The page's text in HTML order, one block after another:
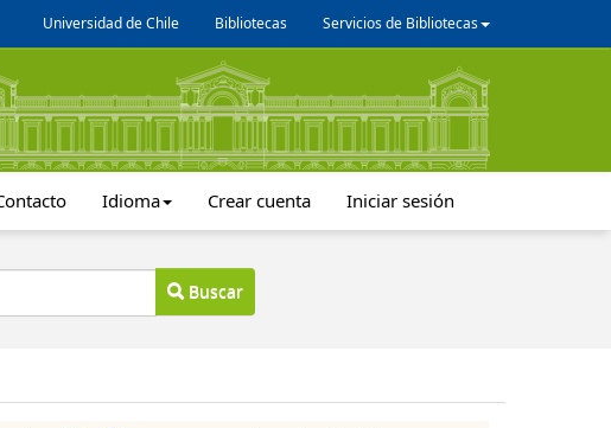
Universidad de Chile Bibliotecas Servicios de Bibliotecas
Idioma Crear cuenta Iniciar sesión
Buscar